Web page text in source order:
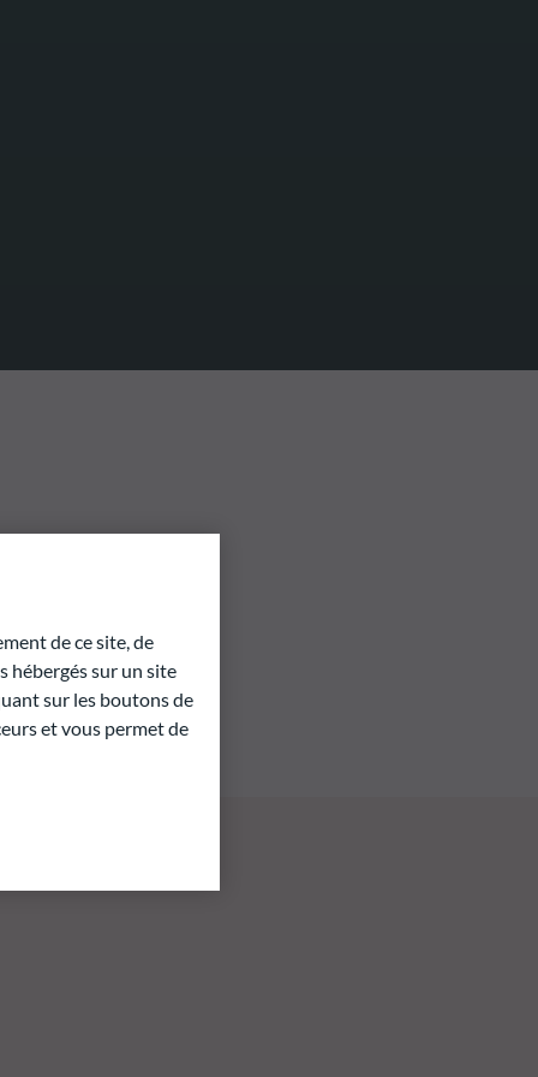
de ce site, de
hébergés sur un site
sur les boutons de
et vous permet de